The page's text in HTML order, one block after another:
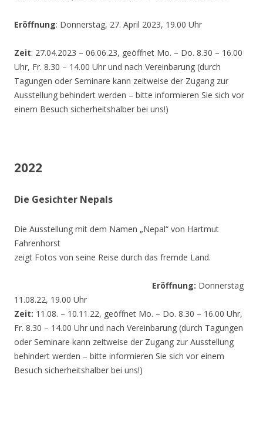
Eröffnung: Donnerstag, 27. April 2023, 19.00 Uhr
Zeit: 27.04.2023 – 06.06.23, geöffnet Mo. – Do. 8.30 – 16.00
Uhr, Fr. 8.30 – 14.00 Uhr und nach Vereinbarung (durch
Tagungen oder Seminare kann zeitweise der Zugang zur
Ausstellung behindert werden – bitte informieren Sie sich vor
einem Besuch sicherheitshalber bei uns!)
2022
Die Gesichter Nepals
Die Ausstellung mit dem Namen „Nepal“ von Hartmut
Fahrenhorst
zeigt Fotos von seine Reise durch das fremde Land.
Eröffnung: Donnerstag
11.08.22, 19.00 Uhr
Zeit: 11.08. – 10.11.22, geöffnet Mo. – Do. 8.30 – 16.00 Uhr,
Fr. 8.30 – 14.00 Uhr und nach Vereinbarung (durch Tagungen
oder Seminare kann zeitweise der Zugang zur Ausstellung
behindert werden – bitte informieren Sie sich vor einem
Besuch sicherheitshalber bei uns!)